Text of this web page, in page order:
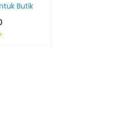
Butik